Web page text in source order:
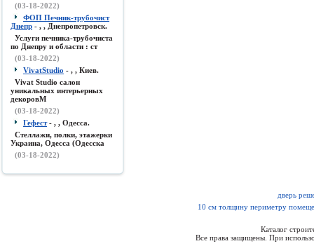
(03-18-2022)
ФОП Печник-трубочист
Днепр - , , Днепропетровск.
Услуги печника-трубочиста
по Днепру и области : ст
(03-18-2022)
VivatStudio - , , Киев.
Vivat Studio салон
уникальных интерьерных
декоровМ
(03-18-2022)
Гефест- , , Одесса.
Стеллажи, полки, этажерки
Украина, Одесса (Одесска
(03-18-2022)
дверь
10 см толщину периметру
Каталог
Все права защищены. При